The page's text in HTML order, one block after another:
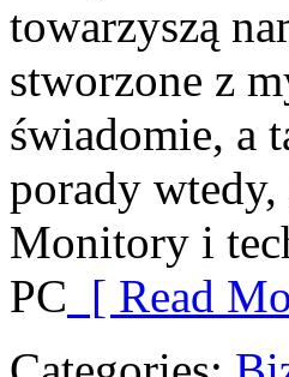
towarzyszą
stworzone z
świadomie, a
porady
Monitory i
PC [ Read